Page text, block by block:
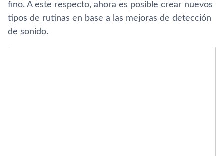
fino. A este respecto, ahora es posible crear nuevos
tipos de rutinas en base a las mejoras de detección
de sonido.